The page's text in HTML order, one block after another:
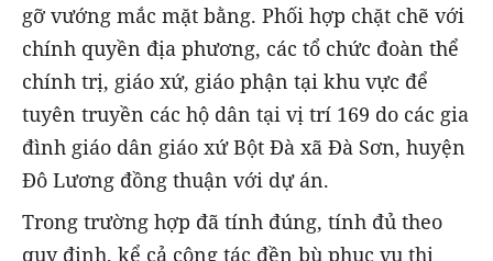
gỡ vướng mắc mặt bằng. Phối hợp chặt chẽ với
chính quyền địa phương, các tổ chức đoàn thể
chính trị, giáo xứ, giáo phận tại khu vực để
tuyên truyền các hộ dân tại vị trí 169 do các gia
đình giáo dân giáo xứ Bột Đà xã Đà Sơn, huyện
Đô Lương đồng thuận với dự án.
Trong trường hợp đã tính đúng, tính đủ theo
quy định, kể cả công tác đền bù phục vụ thi